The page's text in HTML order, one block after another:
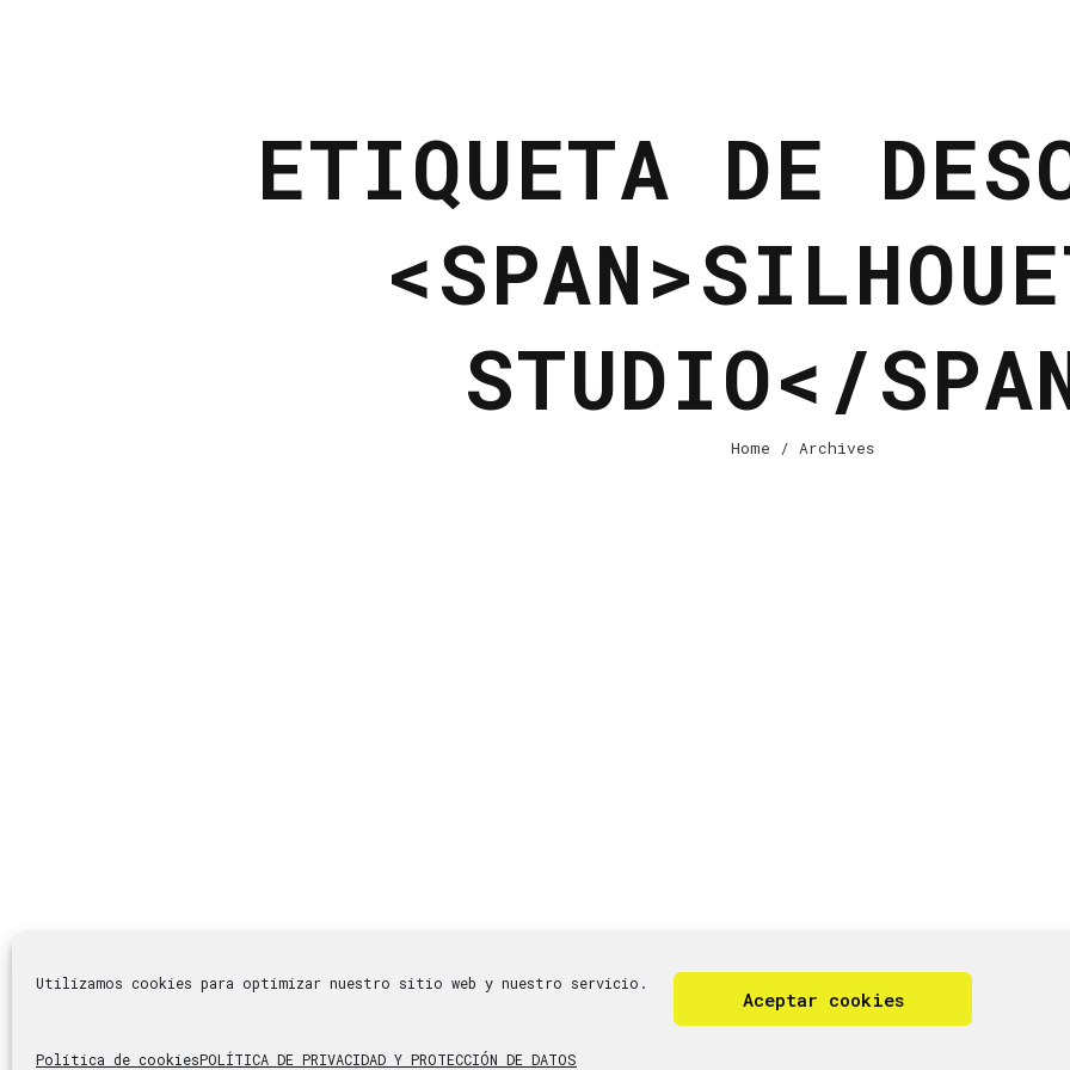
Utilizamos cookies para optimizar nuestro sitio web y nuestro servicio.
Aceptar cookies
Política de cookiesPOLÍTICA DE PRIVACIDAD Y PROTECCIÓN DE DATOS
ETIQUETA DE
STUDIO</
Home / Archives